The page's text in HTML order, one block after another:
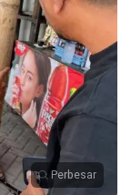
Perbesar